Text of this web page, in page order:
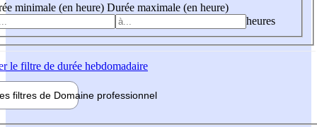
minimale (en heure) Durée maximale (en heure)
heures
le filtre de durée hebdomadaire
filtres de Domaine professionnel